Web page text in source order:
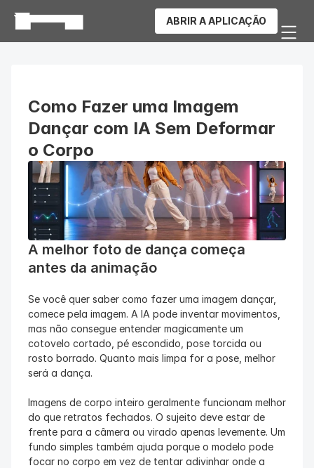
ABRIR A APLICAÇÃO
Como Fazer uma Imagem
Dançar com IA Sem Deformar
o Corpo
A melhor foto de dança começa
antes da animação
Se você quer saber como fazer uma imagem dançar,
comece pela imagem. A IA pode inventar movimentos,
mas não consegue entender magicamente um
cotovelo cortado, pé escondido, pose torcida ou
rosto borrado. Quanto mais limpa for a pose, melhor
será a dança.
Imagens de corpo inteiro geralmente funcionam melhor
do que retratos fechados. O sujeito deve estar de
frente para a câmera ou virado apenas levemente. Um
fundo simples também ajuda porque o modelo pode
focar no corpo em vez de tentar adivinhar onde a